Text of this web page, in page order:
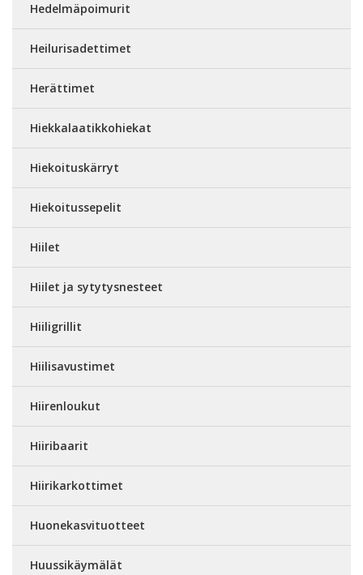
Hedelmäpoimurit
Heilurisadettimet
Herättimet
Hiekkalaatikkohiekat
Hiekoituskärryt
Hiekoitussepelit
Hiilet
Hiilet ja sytytysnesteet
Hiiligrillit
Hiilisavustimet
Hiirenloukut
Hiiribaarit
Hiirikarkottimet
Huonekasvituotteet
Huussikäymälät